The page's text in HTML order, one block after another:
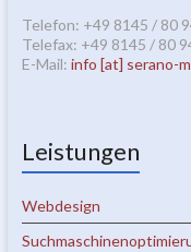
Telefon: +49 8145 / 80
Telefax: +49 8145 / 80
E-Mail: info [at] serano-
Leistungen
Webdesign